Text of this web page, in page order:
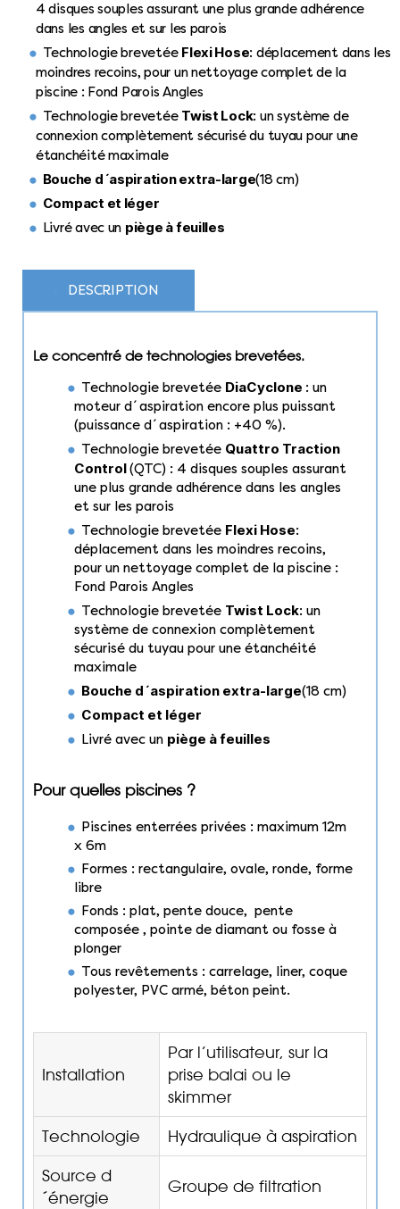
4 disques souples assurant une plus grande adhérence
dans les angles et sur les parois
Technologie brevetée Flexi Hose: déplacement dans les
moindres recoins, pour un nettoyage complet de la
piscine : Fond Parois Angles
Technologie brevetée Twist Lock: un système de
connexion complètement sécurisé du tuyau pour une
étanchéité maximale
Bouche d´aspiration extra-large(18 cm)
Compact et léger
Livré avec un piège à feuilles
DESCRIPTION
Le concentré de technologies brevetées.
Technologie brevetée DiaCyclone : un
moteur d´aspiration encore plus puissant
(puissance d´aspiration : +40 %).
Technologie brevetée Quattro Traction
Control(QTC) : 4 disques souples assurant
une plus grande adhérence dans les angles
et sur les parois
Technologie brevetée Flexi Hose:
déplacement dans les moindres recoins,
pour un nettoyage complet de la piscine :
Fond Parois Angles
Technologie brevetée Twist Lock: un
système de connexion complètement
sécurisé du tuyau pour une étanchéité
maximale
Bouche d´aspiration extra-large(18 cm)
Compact et léger
Livré avec un piège à feuilles
Pour quelles piscines ?
Piscines enterrées privées : maximum 12m
x 6m
Formes : rectangulaire, ovale, ronde, forme
libre
Fonds : plat, pente douce, pente
composée , pointe de diamant ou fosse à
plonger
Tous revêtements : carrelage, liner, coque
polyester, PVC armé, béton peint.
Installation
Par l’utilisateur, sur la
prise balai ou le
skimmer
Technologie Hydraulique à aspiration
Source d
´énergie
Groupe de filtration